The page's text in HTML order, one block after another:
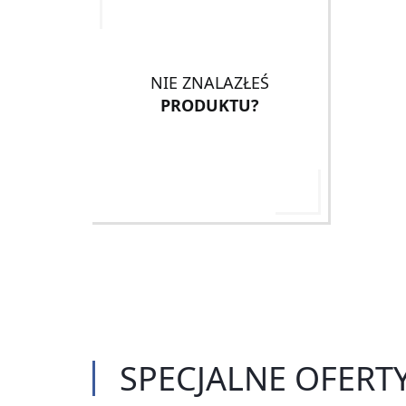
NIE ZNALAZŁEŚ
PRODUKTU?
SPECJALNE